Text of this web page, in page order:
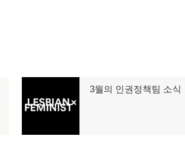
음
3월의 인권정책팀 소식